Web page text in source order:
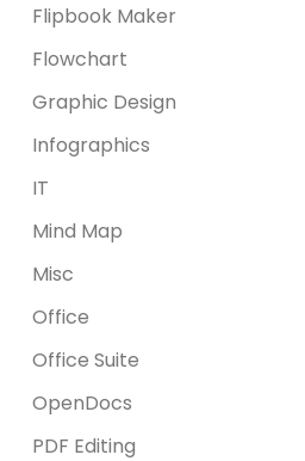
Flipbook Maker
Flowchart
Graphic Design
Infographics
IT
Mind Map
Misc
Office
Office Suite
OpenDocs
PDF Editing